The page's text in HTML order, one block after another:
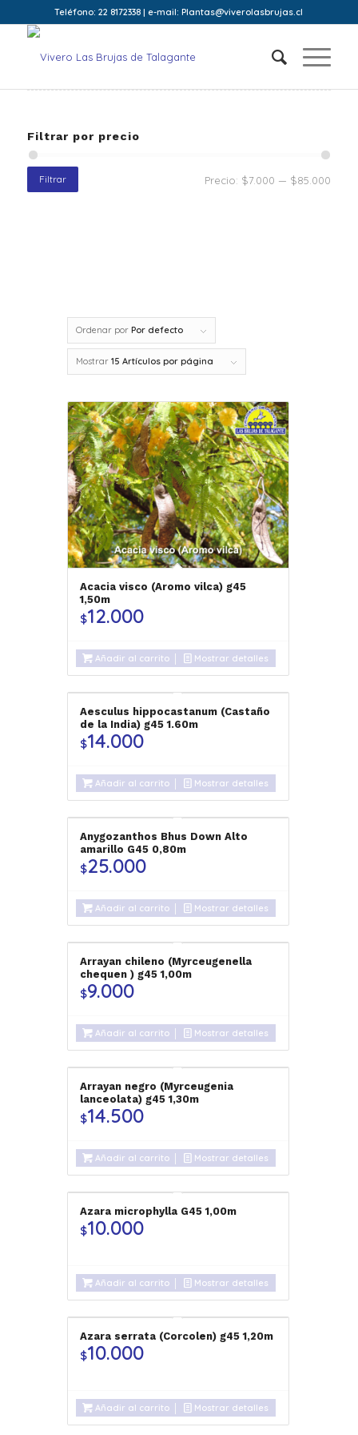
Teléfono: 22 8172338 | e-mail: Plantas@viverolasbrujas.cl
Ordenar por Por defecto
Mostrar 15 Artículos por página
Acacia visco (Aromo vilca) g45
1,50m
$12.000
Añadir al carrito Mostrar detalles
Aesculus hippocastanum (Castaño
de la India) g45 1.60m
$14.000
Añadir al carrito Mostrar detalles
Anygozanthos Bhus Down Alto
amarillo G45 0,80m
$25.000
Añadir al carrito Mostrar detalles
Arrayan chileno (Myrceugenella
chequen ) g45 1,00m
$9.000
Añadir al carrito Mostrar detalles
Arrayan negro (Myrceugenia
lanceolata) g45 1,30m
$14.500
Añadir al carrito Mostrar detalles
Azara microphylla G45 1,00m
$10.000
Añadir al carrito Mostrar detalles
Azara serrata (Corcolen) g45 1,20m
$10.000
Añadir al carrito Mostrar detalles
Filtrar por precio
Filtrar Precio: $7.000 — $85.000